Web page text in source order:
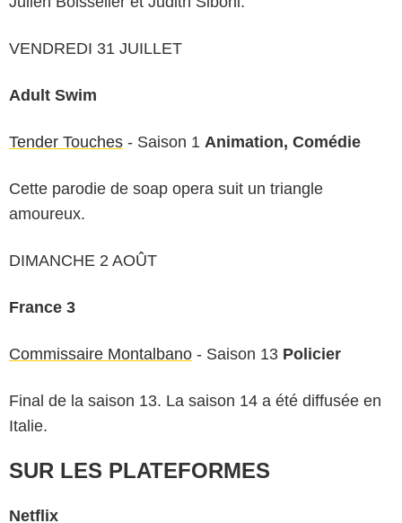
VENDREDI 31 JUILLET
Adult Swim
Tender Touches - Saison 1 Animation, Comédie
Cette parodie de soap opera suit un triangle
amoureux.
DIMANCHE 2 AOÛT
France 3
Commissaire Montalbano - Saison 13 Policier
Final de la saison 13. La saison 14 a été diffusée en
Italie.
SUR LES PLATEFORMES
Netflix